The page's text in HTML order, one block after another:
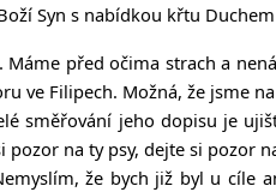
Syn s nabídkou křtu
před očima strach a
ve Filipech. Možná, že jsme
směřování jeho dopisu je
na ty psy, dejte si pozor
že bych již byl u cíle